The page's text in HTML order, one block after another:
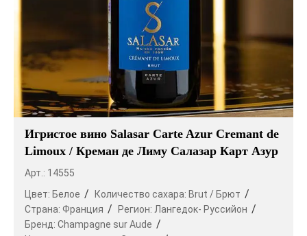
Игристое вино Salasar Carte Azur Cremant de
Limoux / Креман де Лиму Салазар Карт Азур
Арт.: 14555
Цвет: Белое Количество сахара: Brut / Брют
Страна: Франция Регион: Лангедок- Руссийон
Бренд: Champagne sur Aude